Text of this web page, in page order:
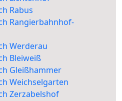
Rabus
Rangierbahnhof-
Werderau
Bleiweiß
Gleißhammer
Weichselgarten
Zerzabelshof